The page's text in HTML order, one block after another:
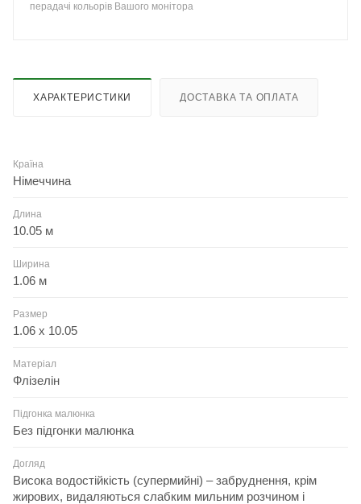
перадачі кольорів Вашого монітора
ХАРАКТЕРИСТИКИ ДОСТАВКА ТА ОПЛАТА
Країна
Німеччина
Длина
10.05 м
Ширина
1.06 м
Размер
1.06 x 10.05
Матеріал
Флізелін
Підгонка малюнка
Без підгонки малюнка
Догляд
Висока водостійкість (супермийні) – забруднення, крім
жирових, видаляються слабким мильним розчином і